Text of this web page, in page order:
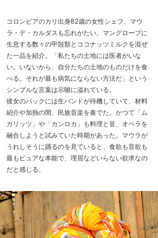
コロンビアのカリ出身82歳の女性シェフ、マウ
ラ・デ・カルダスも忘れがたい。マングローブに
生息する数々の甲殻類とココナッツミルクを混ぜ
た一品を紹介。「私たちの土地には医者がいな
い。いないから、自分たちの土地のものだけを食
べる。それが最も病気にならない方法だ」という
シンプルな言葉は示唆に溢れている。
彼女のバックには生バンドが待機していて、材料
紹介や加熱の間、民族音楽を奏でた。かつて「ム
ガリッツ」や「カンロカ」も料理と音、オペラを
融合しようと試みていた時期があった。マウラが
うれしそうに踊るのを見ていると、食欲も音欲も
最もピュアな本能で、理屈などいらない欲求なの
だと感じる。